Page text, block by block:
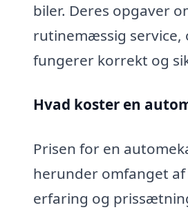
biler. Deres opgaver
rutinemæssig
fungerer korrekt og
Hvad koster en
Prisen for en
herunder omfanget
erfaring og